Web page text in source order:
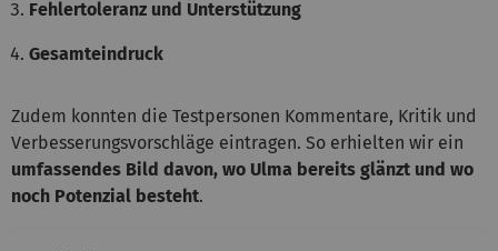
Fehlertoleranz und Unterstützung
Gesamteindruck
Zudem konnten die Testpersonen Kommentare, Kritik und
Verbesserungsvorschläge eintragen. So erhielten wir ein
umfassendes Bild davon, wo Ulma bereits glänzt und wo
noch Potenzial besteht.